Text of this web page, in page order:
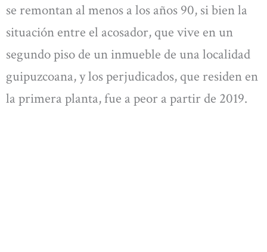
se remontan al menos a los años 90, si bien la
situación entre el acosador, que vive en un
segundo piso de un inmueble de una localidad
guipuzcoana, y los perjudicados, que residen en
la primera planta, fue a peor a partir de 2019.